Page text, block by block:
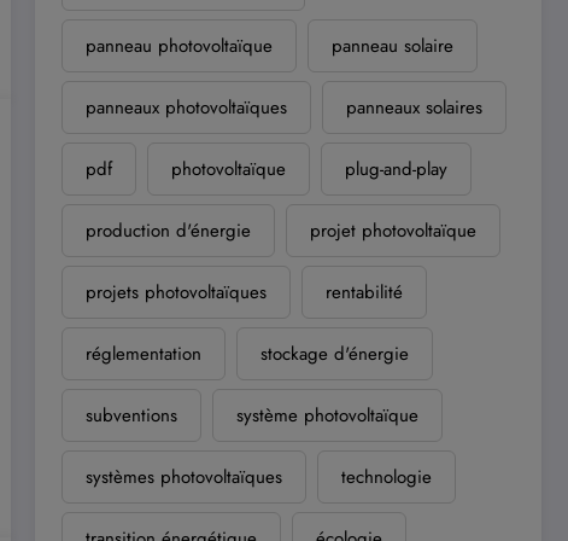
panneau photovoltaïque panneau solaire
panneaux photovoltaïques panneaux solaires
pdf photovoltaïque plug-and-play
production d'énergie projet photovoltaïque
projets photovoltaïques rentabilité
réglementation stockage d'énergie
subventions système photovoltaïque
systèmes photovoltaïques technologie